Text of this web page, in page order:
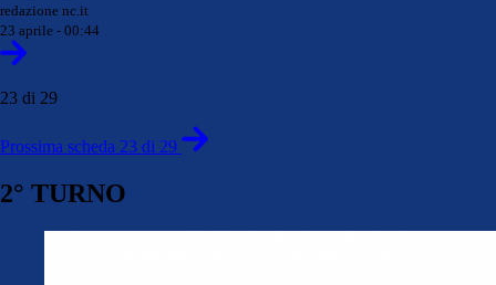
redazione nc.it
23 aprile - 00:44
23 di 29
Prossima scheda 23 di 29
2° TURNO